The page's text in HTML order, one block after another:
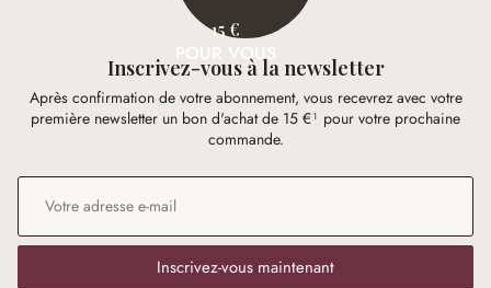
15 €
POUR VOUS
Inscrivez-vous à la newsletter
Après confirmation de votre abonnement, vous recevrez avec votre
première newsletter un bon d'achat de 15 €¹ pour votre prochaine
commande.
Adresse e-mail
Inscrivez-vous maintenant